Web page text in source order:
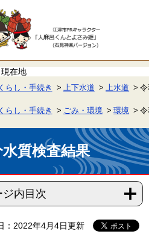
くらし・手続き 上下水道 上水道
くらし・手続き ごみ・環境 環境
質検査結果
ジ内目次
：2022年4月4日更新